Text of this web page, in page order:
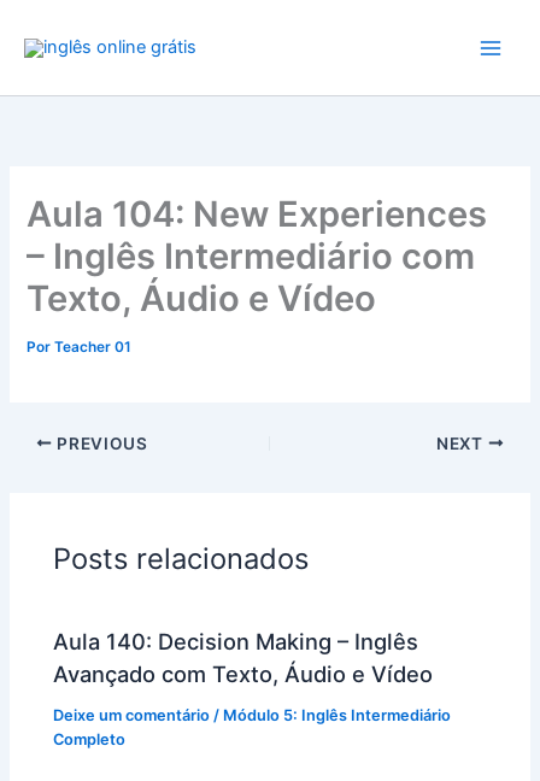
para
conteúdo
Aula 104: New Experiences
– Inglês Intermediário com
Texto, Áudio e Vídeo
PorTeacher 01
PREVIOUS NEXT
Posts relacionados
Aula 140: Decision Making – Inglês
Avançado com Texto, Áudio e Vídeo
Deixe um comentário / Módulo 5: Inglês Intermediário
Completo